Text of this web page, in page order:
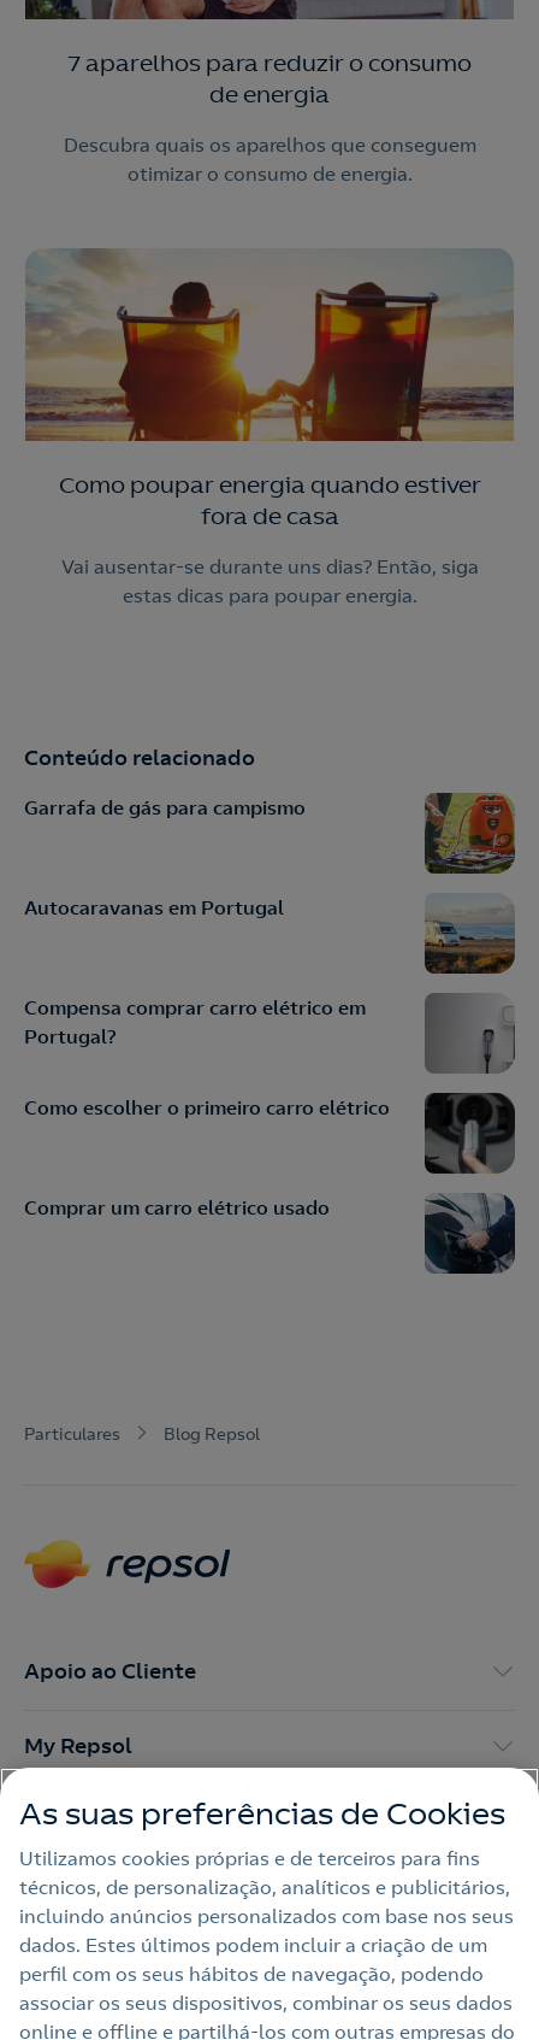
7 aparelhos para reduzir o consumo
de energia
Descubra quais os aparelhos que conseguem
otimizar o consumo de energia.
Como poupar energia quando estiver
fora de casa
Vai ausentar-se durante uns dias? Então, siga
estas dicas para poupar energia.
Conteúdo relacionado
Garrafa de gás para campismo
Autocaravanas em Portugal
Compensa comprar carro elétrico em
Portugal?
Como escolher o primeiro carro elétrico
Comprar um carro elétrico usado
Particulares Blog Repsol
Apoio ao Cliente
My Repsol
Outras Energias
Links Úteis
Nota legal
As suas preferências de Cookies
Utilizamos cookies próprias e de terceiros para fins
técnicos, de personalização, analíticos e publicitários,
incluindo anúncios personalizados com base nos seus
dados. Estes últimos podem incluir a criação de um
perfil com os seus hábitos de navegação, podendo
associar os seus dispositivos, combinar os seus dados
online e offline e partilhá‑los com outras empresas do